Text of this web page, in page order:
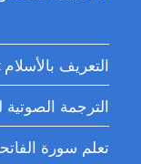
التعريف بالأسلام
الترجمة الصوتية
تعلم سورة